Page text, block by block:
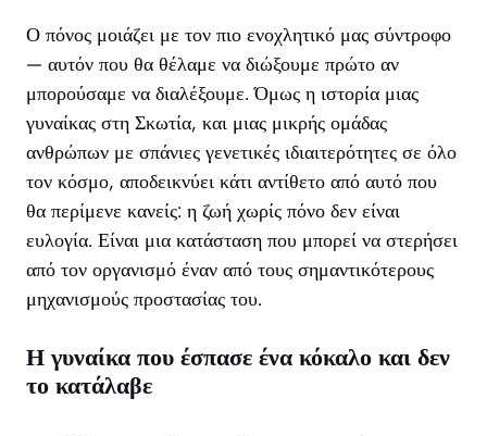
Ο πόνος μοιάζει με τον πιο ενοχλητικό μας σύντροφο
— αυτόν που θα θέλαμε να διώξουμε πρώτο αν
μπορούσαμε να διαλέξουμε. Όμως η ιστορία μιας
γυναίκας στη Σκωτία, και μιας μικρής ομάδας
ανθρώπων με σπάνιες γενετικές ιδιαιτερότητες σε όλο
τον κόσμο, αποδεικνύει κάτι αντίθετο από αυτό που
θα περίμενε κανείς: η ζωή χωρίς πόνο δεν είναι
ευλογία. Είναι μια κατάσταση που μπορεί να στερήσει
από τον οργανισμό έναν από τους σημαντικότερους
μηχανισμούς προστασίας του.
Η γυναίκα που έσπασε ένα κόκαλο και δεν
το κατάλαβε